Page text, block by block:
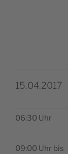
15.04.2017
06:30 Uhr
09:00 Uhr bis